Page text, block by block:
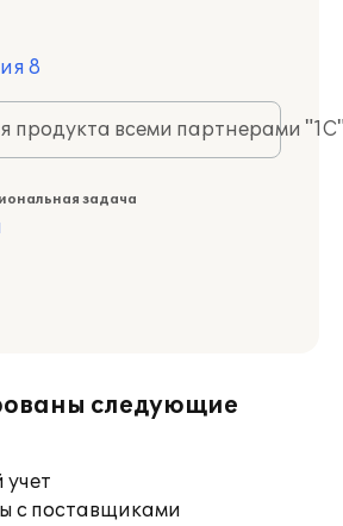
8
продукта всеми партнерами
задача
следующие
учет
с поставщиками